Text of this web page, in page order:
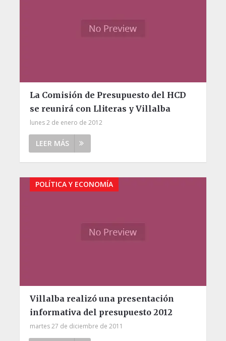
La Comisión de Presupuesto del HCD
se reunirá con Lliteras y Villalba
lunes 2 de enero de 2012
LEER MÁS
POLÍTICA Y ECONOMÍA
Villalba realizó una presentación
informativa del presupuesto 2012
martes 27 de diciembre de 2011